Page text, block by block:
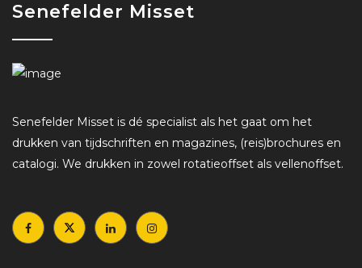
Senefelder Misset
Senefelder Misset is dé specialist als het gaat om het
drukken van tijdschriften en magazines, (reis)brochures en
catalogi. We drukken in zowel rotatieoffset als vellenoffset.